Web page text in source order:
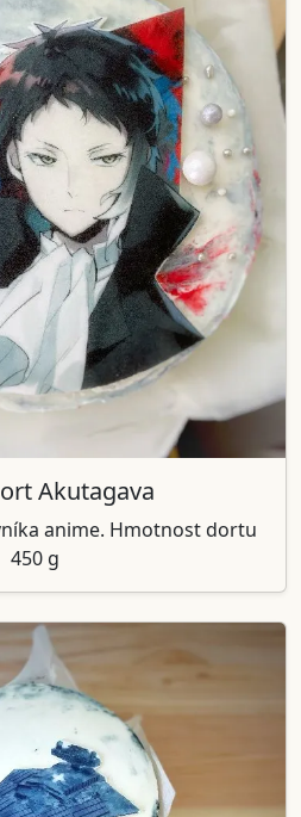
Akutagava
anime. Hmotnost dortu
450 g